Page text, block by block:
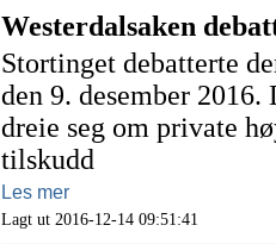
Westerdalsaken
Stortinget debatterte
den 9. desember
dreie seg om private
tilskudd
Les mer
Lagt ut 2016-12-14 09:51:41